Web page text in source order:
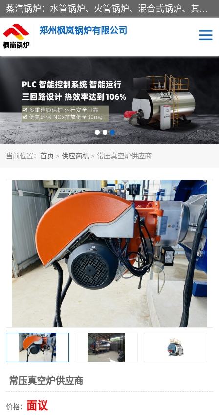
蒸汽锅炉：水管锅炉、火管锅炉、混合式锅炉、其他蒸汽锅炉； 热水锅炉：家用型集中供暖用热水锅炉、其他热水锅炉； 有机热载体锅炉； 船用蒸汽锅炉； （锅炉用辅助设备及装置）蒸汽冷凝器：表面冷凝器、混合式冷凝器、空冷式冷凝器、其他蒸汽冷凝器； 锅炉用辅助设备：节热器、蒸汽收集器、蓄能器、烟垢清除器、气体回收器、泥渣刮除器、空气预热器、其他锅炉用辅助设备；
郑州枫岚锅炉有限公司
当前位置： 首页 > 供应商机 > 常压真空炉供应商
常压真空炉供应商
价格： 面议